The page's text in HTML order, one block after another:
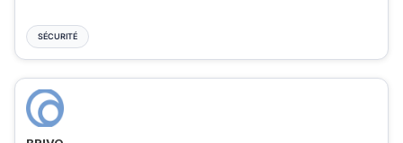
SÉCURITÉ